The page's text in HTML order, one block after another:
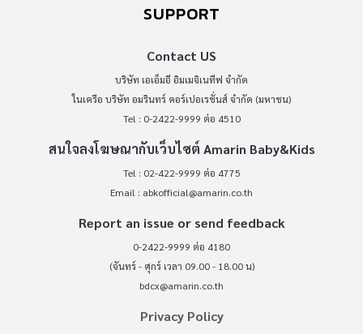
SUPPORT
Contact US
บริษัท เอเอ็มอี อิมเมจิเนทีฟ จำกัด
ในเครือ บริษัท อมรินทร์ คอร์เปอเรชั่นส์ จำกัด (มหาชน)
Tel : 0-2422-9999 ต่อ 4510
สนใจลงโฆษณากับเว็บไซต์ Amarin Baby&Kids
Tel : 02-422-9999 ต่อ 4775
Email : abkofficial@amarin.co.th
Report an issue or send feedback
0-2422-9999 ต่อ 4180
(จันทร์ - ศุกร์ เวลา 09.00 - 18.00 น)
bdcx@amarin.co.th
Privacy Policy